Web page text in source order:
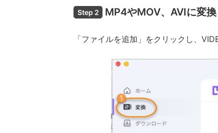
Step 2 MP4やMOV、AVIに変
「ファイルを追加」をクリックし、